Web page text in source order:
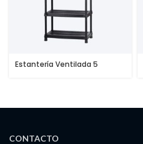
Estantería Ventilada 5
CONTACTO